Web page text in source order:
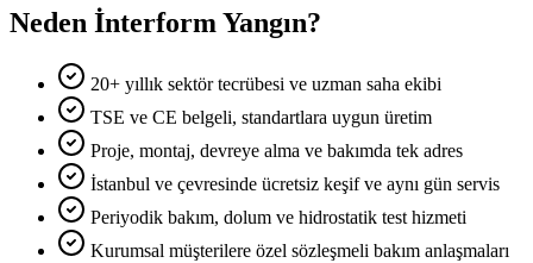
Neden İnterform Yangın?
20+ yıllık sektör tecrübesi ve uzman saha ekibi
TSE ve CE belgeli, standartlara uygun üretim
Proje, montaj, devreye alma ve bakımda tek adres
İstanbul ve çevresinde ücretsiz keşif ve aynı gün servis
Periyodik bakım, dolum ve hidrostatik test hizmeti
Kurumsal müşterilere özel sözleşmeli bakım anlaşmaları